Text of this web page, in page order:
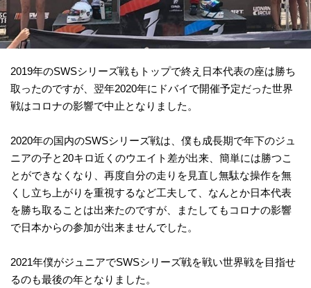
2019年のSWSシリーズ戦もトップで終え日本代表の座は勝ち
取ったのですが、翌年2020年にドバイで開催予定だった世界
戦はコロナの影響で中止となりました。
2020年の国内のSWSシリーズ戦は、僕も成長期で年下のジュ
ニアの子と20キロ近くのウエイト差が出来、簡単には勝つこ
とができなくなり、再度自分の走りを見直し無駄な操作を無
くし立ち上がりを重視するなど工夫して、なんとか日本代表
を勝ち取ることは出来たのですが、またしてもコロナの影響
で日本からの参加が出来ませんでした。
2021年僕がジュニアでSWSシリーズ戦を戦い世界戦を目指せ
るのも最後の年となりました。